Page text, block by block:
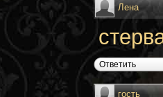
Лена
Ответить
гость